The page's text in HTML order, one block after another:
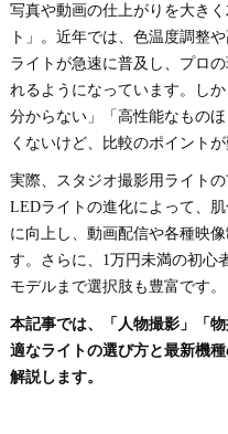
写真や動画の仕上がりを大き
ト」。近年では、色温度調整
ライトが急速に普及し、プロ
れるようになっています。し
分からない」「高性能なもの
くないけど、比較のポイント
実際、スタジオ撮影用ライト
LEDライトの進化によって、
に向上し、動画配信や各種映
す。さらに、1万円未満の初心
モデルまで選択肢も豊富です。
本記事では、「人物撮影」「
適なライトの選び方と最新機
解説します。